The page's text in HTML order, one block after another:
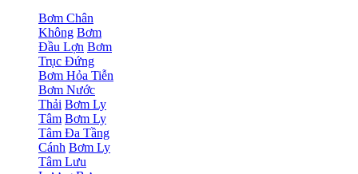
Bơm Chân
Không Bơm
Đầu Lợn Bơm
Trục Đứng
Bơm Hỏa Tiễn
Bơm Nước
Thải Bơm Ly
Tâm Bơm Ly
Tâm Đa Tầng
Cánh Bơm Ly
Tâm Lưu